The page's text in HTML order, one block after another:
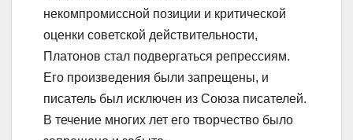
некомпромиссной позиции и критической
оценки советской действительности,
Платонов стал подвергаться репрессиям.
Его произведения были запрещены, и
писатель был исключен из Союза писателей.
В течение многих лет его творчество было